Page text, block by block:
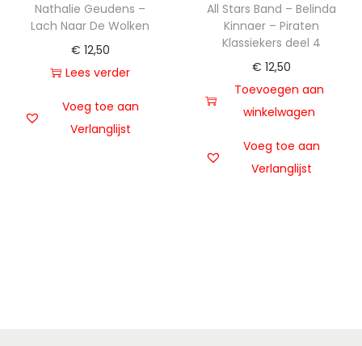
Nathalie Geudens –
Lach Naar De Wolken
€ 12,50
Lees verder
Voeg toe aan
Verlanglijst
All Stars Band – Belinda
Kinnaer – Piraten
Klassiekers deel 4
€ 12,50
Toevoegen aan
winkelwagen
Voeg toe aan
Verlanglijst